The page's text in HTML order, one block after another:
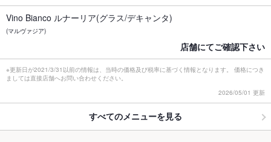
Vino Bianco ルナーリア(グラス/デキャンタ)
(マルヴァジア)
店舗にてご確認下さい
※更新日が2021/3/31以前の情報は、当時の価格及び税率に基づく情報となります。 価格につき
ましては直接店舗へお問い合わせください。
2026/05/01 更新
すべてのメニューを見る